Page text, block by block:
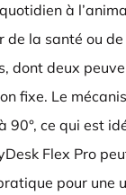
à
la santé ou
dont deux
fixe. Le
90°, ce qui est
Flex Pro
pour une